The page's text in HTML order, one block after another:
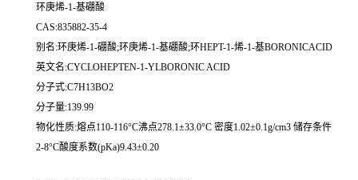
环庚烯-1-基硼酸
CAS:835882-35-4
别名:环庚烯-1-硼酸;环庚烯-1-基硼酸;环HEPT-1-烯-1-基BORONICACID
英文名:CYCLOHEPTEN-1-YLBORONIC ACID
分子式:C7H13BO2
分子量:139.99
物化性质:熔点110-116°C沸点278.1±33.0°C 密度1.02±0.1g/cm3 储存条件
2-8°C酸度系数(pKa)9.43±0.20